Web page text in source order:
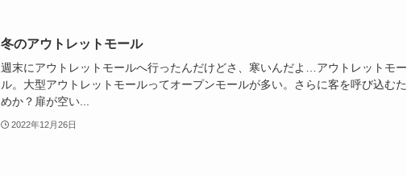
冬のアウトレットモール
週末にアウトレットモールへ行ったんだけどさ、寒いんだよ…アウトレットモー
ル。大型アウトレットモールってオープンモールが多い。さらに客を呼び込むた
めか？扉が空い...
2022年12月26日